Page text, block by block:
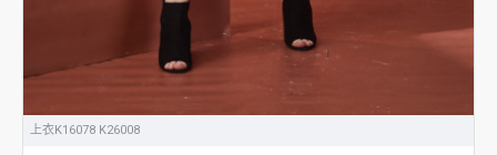
上衣K16078 K26008